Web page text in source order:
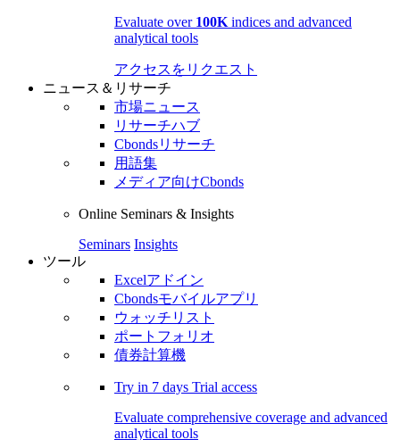
Evaluate over 100K indices and advanced
analytical tools
アクセスをリクエスト
ニュース＆リサーチ
市場ニュース
リサーチハブ
Cbondsリサーチ
用語集
メディア向けCbonds
Online Seminars & Insights
Seminars Insights
ツール
Excelアドイン
Cbondsモバイルアプリ
ウォッチリスト
ポートフォリオ
債券計算機
Try in 7 days Trial access
Evaluate comprehensive coverage and advanced
analytical tools